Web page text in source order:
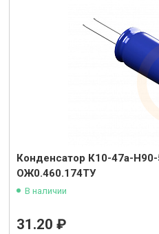
Конденсатор К10-47а-
ОЖ0.460.174ТУ
В наличии
31.20 ₽